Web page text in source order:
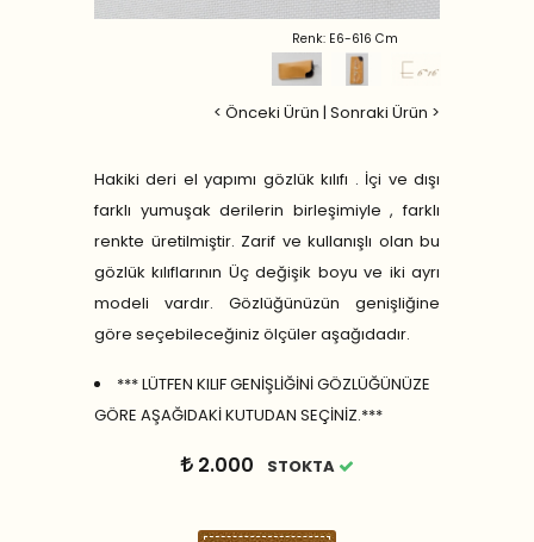
Renk: E6-616 Cm
< Önceki Ürün | Sonraki Ürün >
Hakiki deri el yapımı gözlük kılıfı . İçi ve dışı
farklı yumuşak derilerin birleşimiyle , farklı
renkte üretilmiştir. Zarif ve kullanışlı olan bu
gözlük kılıflarının Üç değişik boyu ve iki ayrı
modeli vardır. Gözlüğünüzün genişliğine
göre seçebileceğiniz ölçüler aşağıdadır.
*** LÜTFEN KILIF GENİŞLİĞİNİ GÖZLÜĞÜNÜZE
GÖRE AŞAĞIDAKİ KUTUDAN SEÇİNİZ.***
2.000 STOKTA